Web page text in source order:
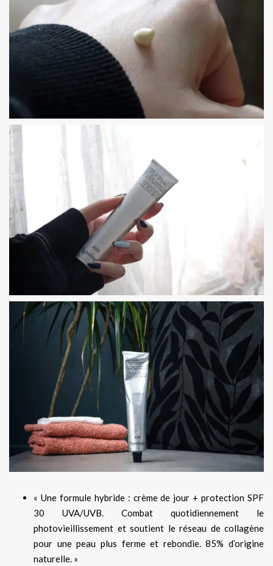
« Une formule hybride : crème de jour + protection SPF
30 UVA/UVB. Combat quotidiennement le
photovieillissement et soutient le réseau de collagène
pour une peau plus ferme et rebondie. 85% d’origine
naturelle. »